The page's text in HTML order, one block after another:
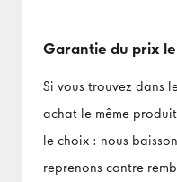
Garantie du prix le
Si vous trouvez dans
achat le même
le choix : nous
reprenons contre